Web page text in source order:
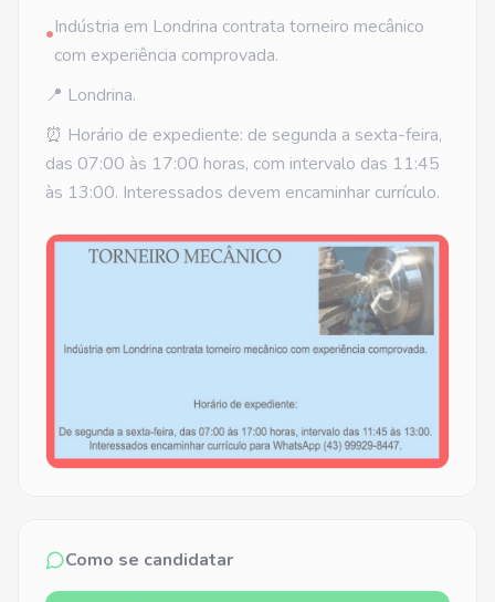
•Indústria em Londrina contrata torneiro mecânico
com experiência comprovada.
📍 Londrina.
⏰ Horário de expediente: de segunda a sexta-feira,
das 07:00 às 17:00 horas, com intervalo das 11:45
às 13:00. Interessados devem encaminhar currículo.
Como se candidatar